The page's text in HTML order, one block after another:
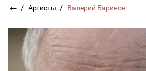
← / Артисты / Валерий Баринов